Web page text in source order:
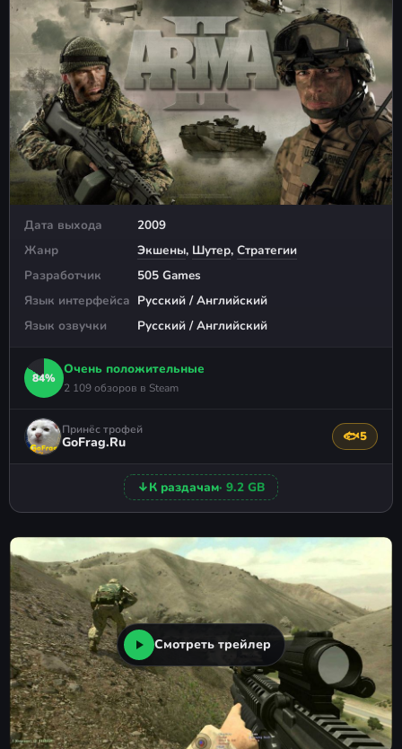
Дата выхода
2009
Жанр
Экшены, Шутер, Стратегии
Разработчик
505 Games
Язык интерфейса Русский / Английский
Язык озвучки
Русский / Английский
84%
Очень положительные
2 109 обзоров в Steam
Принёс трофей
GoFrag.Ru 🐟5
↓К раздачам· 9.2 GB
Смотреть трейлер